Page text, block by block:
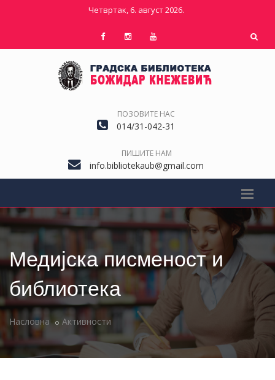
Четвртак, 6. август 2026.
ПОЗОВИТЕ НАС
014/31-042-31
ПИШИТЕ НАМ
info.bibliotekaub@gmail.com
Медијска писменост и
библиотека
Насловна Активности